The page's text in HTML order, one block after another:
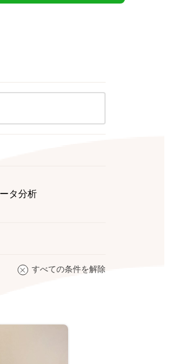
タ分析
すべての条件を解除